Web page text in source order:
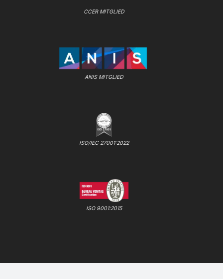
CCER MITGLIED
ANIS MITGLIED
ISO/IEC 27001:2022
ISO 9001:2015